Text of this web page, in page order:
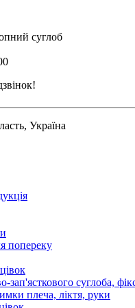
суглоб
Україна
попереку
зап'ясткового суглоба,
плеча, ліктя, руки